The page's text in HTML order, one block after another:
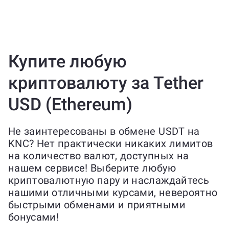
Купите любую
криптовалюту за Tether
USD (Ethereum)
Не заинтересованы в обмене USDT на
KNC? Нет практически никаких лимитов
на количество валют, доступных на
нашем сервисе! Выберите любую
криптовалютную пару и наслаждайтесь
нашими отличными курсами, невероятно
быстрыми обменами и приятными
бонусами!